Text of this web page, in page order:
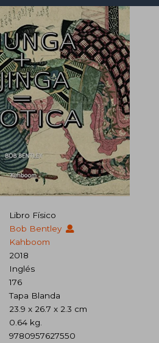
Libro Físico
Bob Bentley
Kahboom
2018
Inglés
176
Tapa Blanda
23.9 x 26.7 x 2.3 cm
0.64 kg.
9780957627550